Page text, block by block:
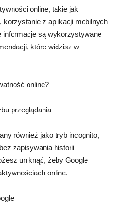
online, takie jak
korzystanie z aplikacji mobilnych
informacje są wykorzystywane
które widzisz w
online?
przeglądania
również jako tryb incognito,
zapisywania historii
uniknąć, żeby Google
online.